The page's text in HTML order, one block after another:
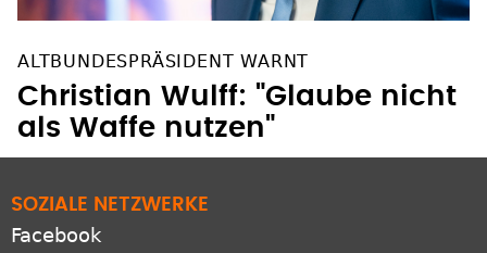
ALTBUNDESPRÄSIDENT WARNT
Christian Wulff: "Glaube nicht
als Waffe nutzen"
SOZIALE NETZWERKE
Facebook